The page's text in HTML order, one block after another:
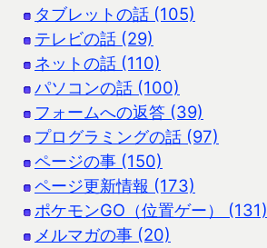
タブレットの話 (105)
テレビの話 (29)
ネットの話 (110)
パソコンの話 (100)
フォームへの返答 (39)
プログラミングの話 (97)
ページの事 (150)
ページ更新情報 (173)
ポケモンGO（位置ゲー） (131)
メルマガの事 (20)